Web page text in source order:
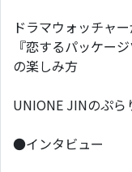
ドラマウォッチャ
『恋するパッケー
の楽しみ方
UNIONE JINのぷ
●インタビュー